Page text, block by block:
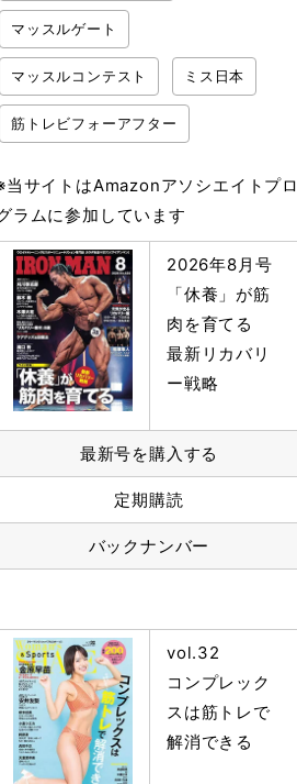
マッスルゲート
マッスルコンテスト ミス日本
筋トレビフォーアフター
当サイトはAmazonアソシエイトプロ
ラムに参加しています
2026年8月号
「休養」が筋
肉を育てる
最新リカバリ
ー戦略
最新号を購入する
定期購読
バックナンバー
vol.32
コンプレック
スは筋トレで
解消できる